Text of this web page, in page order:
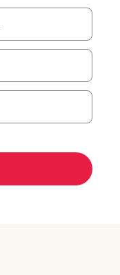
タ
ナ